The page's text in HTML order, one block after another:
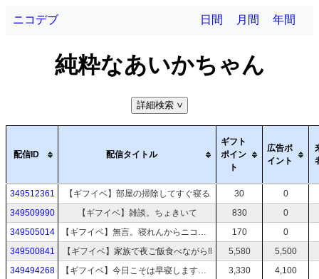
ニコデブ 日間 月間 年間
純粋なあいかちゃん
詳細検索 >
配信ID 配信タイトル
ギフト
ポイン
ト
広告ポ
イント
349512361 【ギフイベ】部屋の掃除してすぐ寝る 30
0
349509990
【ギフイベ】雑談。ちょきいて 830
0
349505014
【ギフイベ】無言。寝れんからニコゲー 170
0
349500841
【ギフイベ】家族で夜ご飯食べながら‼️ 5,580
5,500
349494268
【ギフイベ】今日こそは早寝します！！！！！ 3,330
4,100